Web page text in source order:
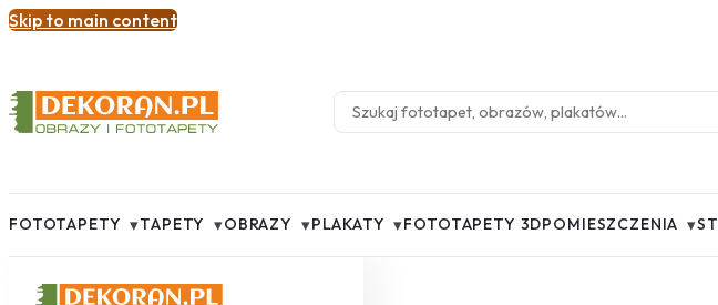
Skip to main content
FOTOTAPETY ▾TAPETY ▾OBRAZY ▾PLAKATY ▾FOTOTAPETY 3DPOMIESZCZENIA ▾